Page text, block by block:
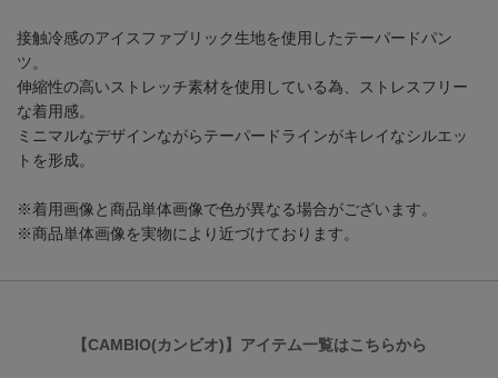
接触冷感のアイスファブリック生地を使用したテーパードパン
ツ。
伸縮性の高いストレッチ素材を使用している為、ストレスフリー
な着用感。
ミニマルなデザインながらテーパードラインがキレイなシルエッ
トを形成。
※着用画像と商品単体画像で色が異なる場合がございます。
※商品単体画像を実物により近づけております。
【CAMBIO(カンビオ)】アイテム一覧はこちらから